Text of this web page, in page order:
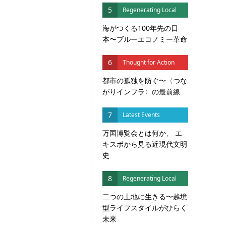
5 Regenerating Local
海がつくる100年先の日
本〜ブルーエコノミー革命
6 Thought for Action
都市の孤独を防ぐ〜〈つな
がりインフラ〉の最前線
7 Latest Events
万国博覧会とは何か、 エ
キスポから見る近現代文明
史
8 Regenerating Local
二つの土地に生きる〜越境
型ライフスタイルがひらく
未来